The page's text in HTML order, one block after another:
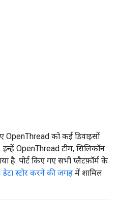
को कई डिवाइसों
इन्हें OpenThread टीम, सिलिकॉन
है. पोर्ट किए गए सभी प्लैटफ़ॉर्म के
स्टोर करने की जगह में शामिल